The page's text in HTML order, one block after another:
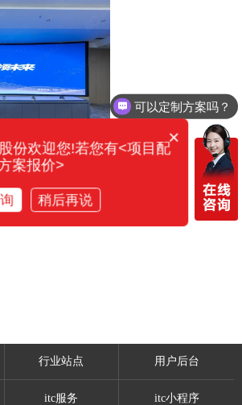
全方位助力湖北郧
城市大脑 ，让城
行业站点 用户后台
itc服务 itc小程序
可以定制方案吗？
×
份欢迎您!若您有<项目配
案报价>
稍后再说